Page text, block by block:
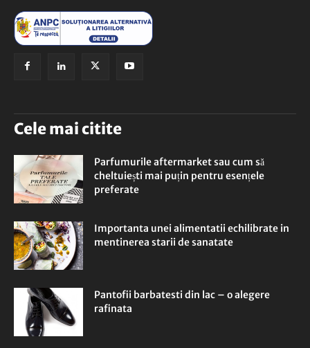
Cele mai citite
Parfumurile aftermarket sau cum să
cheltuiești mai puțin pentru esențele
preferate
Importanta unei alimentatii echilibrate in
mentinerea starii de sanatate
Pantofii barbatesti din lac – o alegere
rafinata